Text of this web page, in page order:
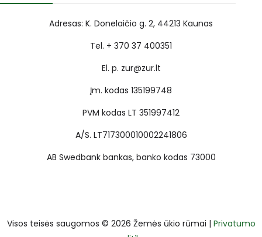
Adresas: K. Donelaičio g. 2, 44213 Kaunas
Tel. + 370 37 400351
El. p. zur@zur.lt
Įm. kodas 135199748
PVM kodas LT 351997412
A/S. LT717300010002241806
AB Swedbank bankas, banko kodas 73000
Visos teisės saugomos © 2026 Žemės ūkio rūmai | Privatumo